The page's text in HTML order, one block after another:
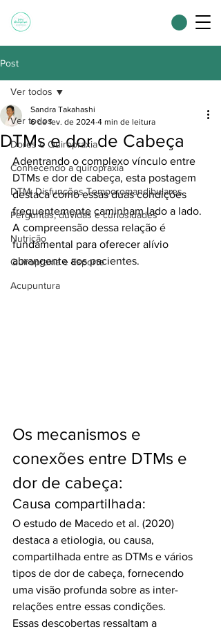
Post
Ver todos
Dores e Quiropraxia
Conhecendo a quiropraxia
DTM: Disfunções Temporomandibulares
Perguntas, dúvidas e curiosidades
Nutrição
Quiropraxia e Esporte
Acupuntura
Ver todos
DTMs e dor de Cabeça
Sandra Takahashi
6 de fev. de 2024 4 min de leitura
Adentrando o complexo vínculo entre
DTMs e dor de cabeça, esta postagem
destaca como essas duas condições
frequentemente caminham lado a lado.
A compreensão dessa relação é
fundamental para oferecer alívio
abrangente aos pacientes.
Os mecanismos e
conexões entre DTMs e
dor de cabeça:
Causa compartilhada:
O estudo de Macedo et al. (2020)
destaca a etiologia, ou causa,
compartilhada entre as DTMs e vários
tipos de dor de cabeça, fornecendo
uma visão profunda sobre as inter-
relações entre essas condições.
Essas descobertas ressaltam a